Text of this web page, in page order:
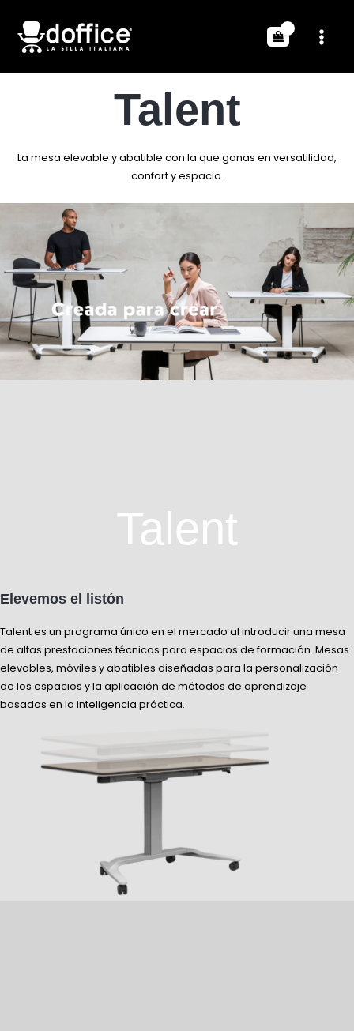
Talent
La mesa elevable y abatible con la que ganas en versatilidad,
confort y espacio.
Talent
Elevemos el listón
Talent es un programa único en el mercado al introducir una mesa
de altas prestaciones técnicas para espacios de formación. Mesas
elevables, móviles y abatibles diseñadas para la personalización
de los espacios y la aplicación de métodos de aprendizaje
basados en la inteligencia práctica.